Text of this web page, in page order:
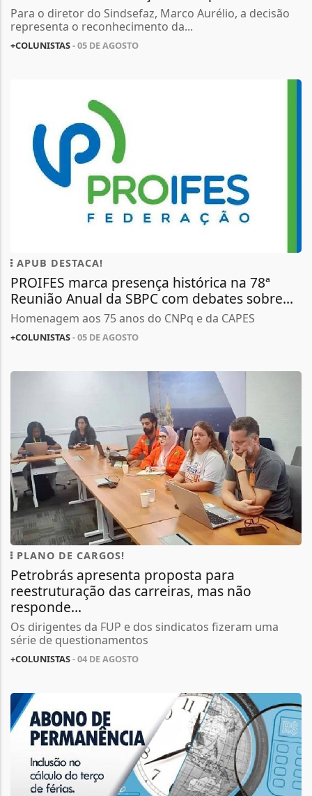
Para o diretor do Sindsefaz, Marco Aurélio, a decisão
representa o reconhecimento da...
+COLUNISTAS- 05 DE AGOSTO
APUB DESTACA!
PROIFES marca presença histórica na 78ª
Reunião Anual da SBPC com debates sobre...
Homenagem aos 75 anos do CNPq e da CAPES
+COLUNISTAS- 05 DE AGOSTO
PLANO DE CARGOS!
Petrobrás apresenta proposta para
reestruturação das carreiras, mas não
responde...
Os dirigentes da FUP e dos sindicatos fizeram uma
série de questionamentos
+COLUNISTAS- 04 DE AGOSTO